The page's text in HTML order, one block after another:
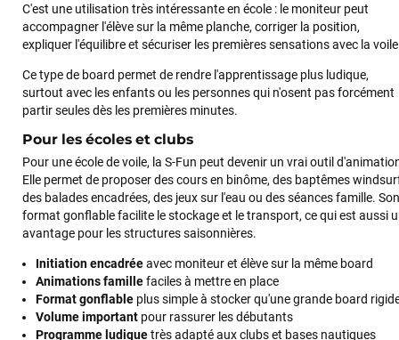
C'est une utilisation très intéressante en école : le moniteur peut
accompagner l'élève sur la même planche, corriger la position,
expliquer l'équilibre et sécuriser les premières sensations avec la
Ce type de board permet de rendre l'apprentissage plus ludique,
surtout avec les enfants ou les personnes qui n'osent pas forcément
partir seules dès les premières minutes.
Pour les écoles et clubs
Pour une école de voile, la S-Fun peut devenir un vrai outil
Elle permet de proposer des cours en binôme, des baptêmes
des balades encadrées, des jeux sur l'eau ou des séances famille. Son
format gonflable facilite le stockage et le transport, ce qui est aussi
avantage pour les structures saisonnières.
Initiation encadréeavec moniteur et élève sur la même board
Animations famillefaciles à mettre en place
Format gonflable plus simple à stocker qu'une grande board
Volume important pour rassurer les débutants
Programme ludiquetrès adapté aux clubs et bases nautiques
François
il y a un mois
J’ai commandé un pack via leur site internet. À peine la
commande validée, le magasin m’a appelé pour confirmer
avec moi les caractéristiques des équipements, me conseiller
sur le matériel à choisir, et m’a même offert du matériel en
le lendemain, et j’ai bien reçu tout le matériel dans un colis
propre et soigné. Plus qu’à tester ça sur l’eau ! Je
recommande vivement ce magasin pour son
professionnalisme et sa réactivité.